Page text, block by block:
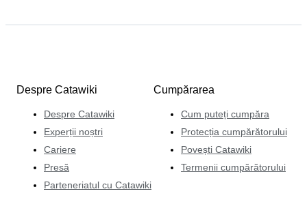
Despre Catawiki
Despre Catawiki
Experții noștri
Cariere
Presă
Parteneriatul cu Catawiki
Cumpărarea
Cum puteți cumpăra
Protecția cumpărătorului
Povești Catawiki
Termenii cumpărătorului